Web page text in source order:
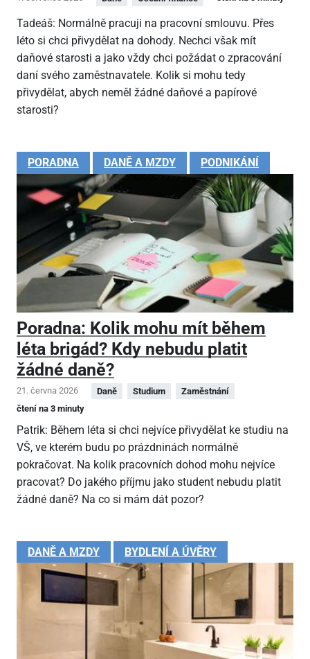
Tadeáš: Normálně pracuji na pracovní smlouvu. Přes
léto si chci přivydělat na dohody. Nechci však mít
daňové starosti a jako vždy chci požádat o zpracování
daní svého zaměstnavatele. Kolik si mohu tedy
přivydělat, abych neměl žádné daňové a papírové
starosti?
PORADNA DANĚ A MZDY PODNIKÁNÍ
Poradna: Kolik mohu mít během
léta brigád? Kdy nebudu platit
žádné daně?
21. června 2026 Daně Studium
Zaměstnání
čtení na 3 minuty
Patrik: Během léta si chci nejvíce přivydělat ke studiu na
VŠ, ve kterém budu po prázdninách normálně
pokračovat. Na kolik pracovních dohod mohu nejvíce
pracovat? Do jakého příjmu jako student nebudu platit
žádné daně? Na co si mám dát pozor?
DANĚ A MZDY BYDLENÍ A ÚVĚRY